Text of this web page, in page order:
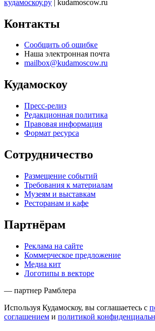
кудамоскоу.ру | kudamoscow.ru
Контакты
Сообщить об ошибке
Наша электронная почта
mailbox@kudamoscow.ru
Кудамоскоу
Пресс-релиз
Редакционная политика
Правовая информация
Формат ресурса
Сотрудничество
Размещение событий
Требования к материалам
Музеям и выставкам
Ресторанам и кафе
Партнёрам
Реклама на сайте
Коммерческое предложение
Медиа кит
Логотипы в векторе
— партнер Рамблера
Используя Кудамоскоу, вы соглашаетесь с
соглашением и политикой